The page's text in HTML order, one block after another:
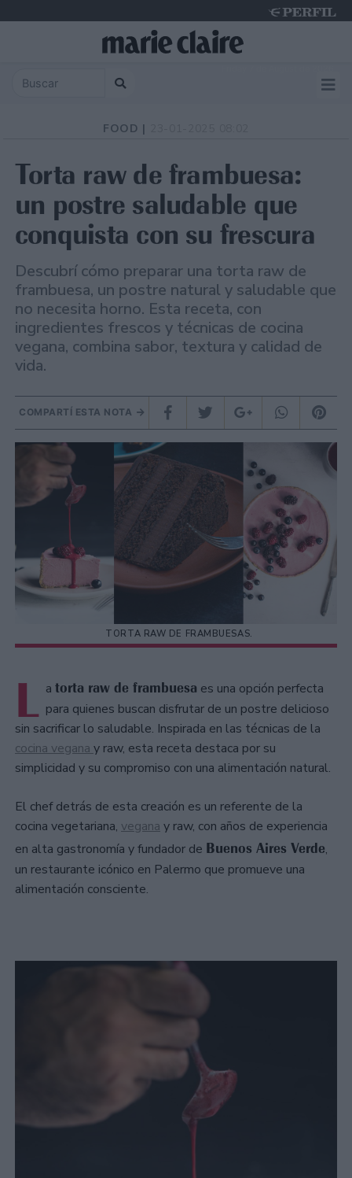
FOOD |
Torta raw de frambuesa:
un postre saludable que
conquista con su frescura
Descubrí cómo preparar una torta raw de
frambuesa, un postre natural y saludable que
no necesita horno. Esta receta, con
ingredientes frescos y técnicas de cocina
vegana, combina sabor, textura y calidad de
vida.
COMPARTÍ ESTA NOTA
TORTA RAW DE FRAMBUESAS.
L a torta raw de frambuesa es una opción perfecta
para quienes buscan disfrutar de un postre delicioso
sin sacrificar lo saludable. Inspirada en las técnicas de la
cocina vegana y raw, esta receta destaca por su
simplicidad y su compromiso con una alimentación natural.
El chef detrás de esta creación es un referente de la
cocina vegetariana, vegana y raw, con años de experiencia
en alta gastronomía y fundador de Buenos Aires Verde,
un restaurante icónico en Palermo que promueve una
alimentación consciente.